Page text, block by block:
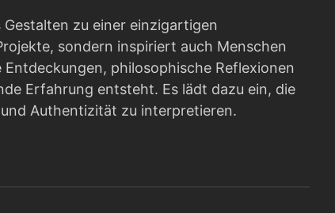
Gestalten zu einer einzigartigen
sondern inspiriert auch Menschen
philosophische Reflexionen
Erfahrung entsteht. Es lädt dazu ein, die
Authentizität zu interpretieren.